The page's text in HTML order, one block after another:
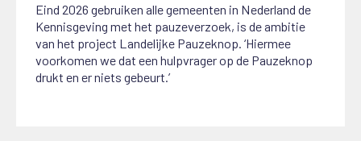
Eind 2026 gebruiken alle gemeenten in Nederland de
Kennisgeving met het pauzeverzoek, is de ambitie
van het project Landelijke Pauzeknop. ‘Hiermee
voorkomen we dat een hulpvrager op de Pauzeknop
drukt en er niets gebeurt.’